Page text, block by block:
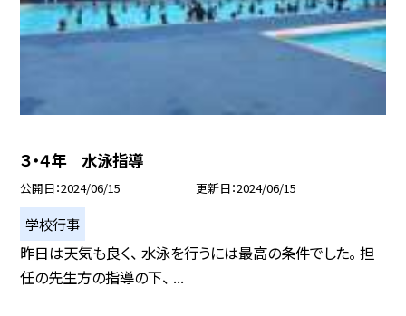
３・４年 水泳指導
公開日 2024/06/15 更新日 2024/06/15
学校行事
昨日は天気も良く、 水泳を行うには最高の条件でした。 担
任の先生方の指導の下、 ...